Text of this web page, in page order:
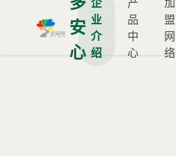
安
心
业
介
绍
品
中
心
盟
网
络